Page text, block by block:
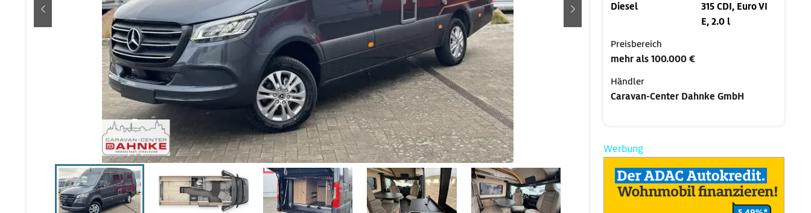
zurück weiter
Diesel
315 CDI, Euro VI
E, 2.0 l
Preisbereich
mehr als 100.000 €
Händler
Caravan-Center Dahnke GmbH
Werbung